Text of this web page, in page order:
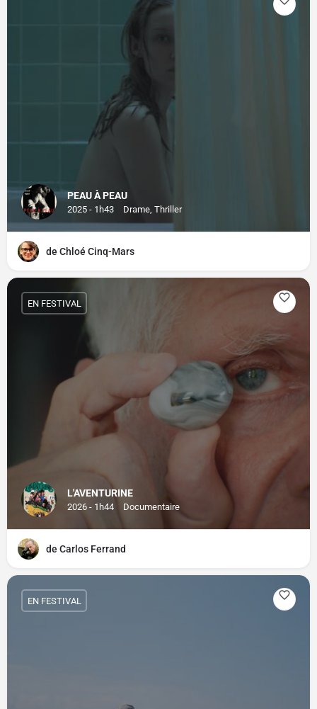
PEAU À PEAU
2025 - 1h43 Drame, Thriller
de Chloé Cinq-Mars
L'AVENTURINE
2026 - 1h44 Documentaire
EN FESTIVAL
de Carlos Ferrand
EN FESTIVAL